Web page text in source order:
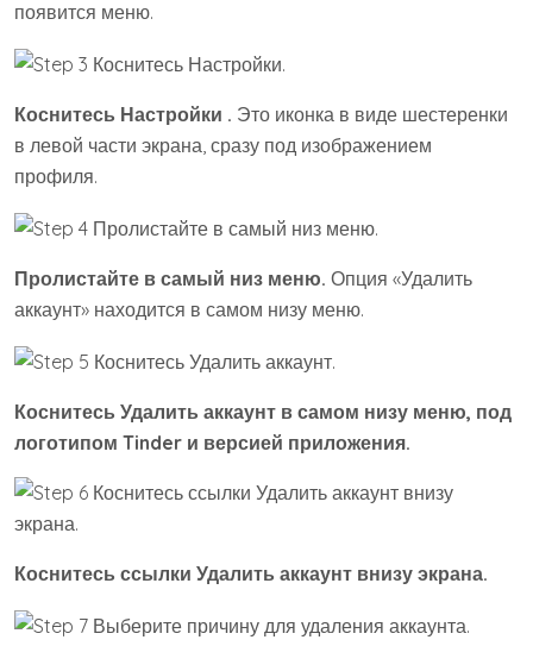
появится меню.
Коснитесь Настройки . Это иконка в виде шестеренки
в левой части экрана, сразу под изображением
профиля.
Пролистайте в самый низ меню. Опция «Удалить
аккаунт» находится в самом низу меню.
Коснитесь Удалить аккаунт в самом низу меню, под
логотипом Tinder и версией приложения.
Коснитесь ссылки Удалить аккаунт внизу экрана.